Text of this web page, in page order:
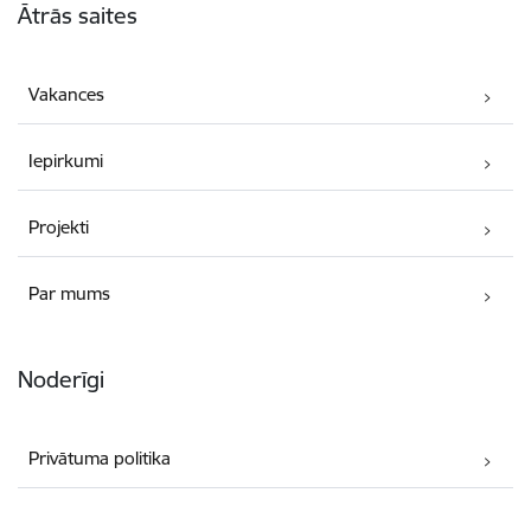
Ātrās saites
Vakances
Iepirkumi
Projekti
Par mums
Noderīgi
Privātuma politika